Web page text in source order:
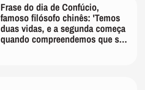
Frase do dia de Confúcio,
famoso filósofo chinês: 'Temos
duas vidas, e a segunda começa
quando compreendemos que só